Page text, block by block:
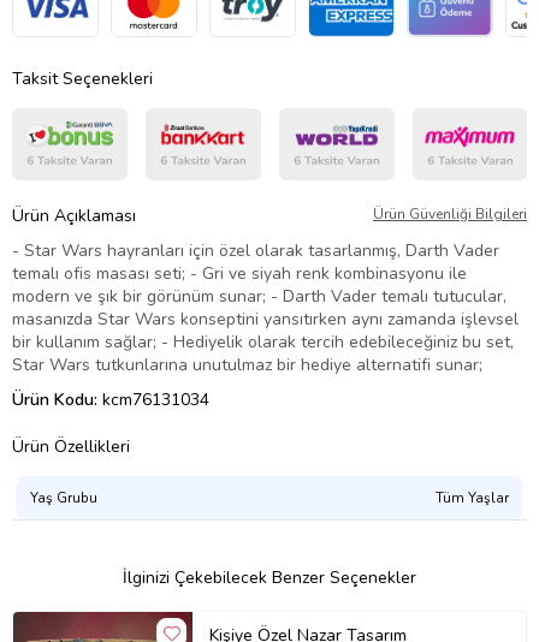
Taksit Seçenekleri
Ürün Açıklaması Ürün Güvenliği Bilgileri
- Star Wars hayranları için özel olarak tasarlanmış, Darth Vader
temalı ofis masası seti; - Gri ve siyah renk kombinasyonu ile
modern ve şık bir görünüm sunar; - Darth Vader temalı tutucular,
masanızda Star Wars konseptini yansıtırken aynı zamanda işlevsel
bir kullanım sağlar; - Hediyelik olarak tercih edebileceğiniz bu set,
Star Wars tutkunlarına unutulmaz bir hediye alternatifi sunar;
Ürün Kodu: kcm76131034
Ürün Özellikleri
Yaş Grubu Tüm Yaşlar
İlginizi Çekebilecek Benzer Seçenekler
Kişiye Özel Nazar Tasarım